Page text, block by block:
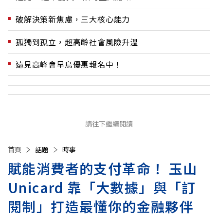
破解決策新焦慮，三大核心能力
孤獨到孤立，超高齡社會風險升溫
遠見高峰會早鳥優惠報名中！
請往下繼續閱讀
首頁 話題 時事
賦能消費者的支付革命！ 玉山
Unicard 靠「大數據」與「訂
閱制」打造最懂你的金融夥伴